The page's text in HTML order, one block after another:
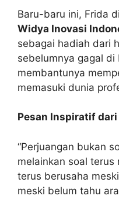
Baru-baru ini, Frida
Widya Inovasi
sebagai hadiah dari
sebelumnya gagal di
membantunya
memasuki dunia
Pesan Inspiratif dari
“Perjuangan bukan
melainkan soal terus
terus berusaha
meski belum tahu